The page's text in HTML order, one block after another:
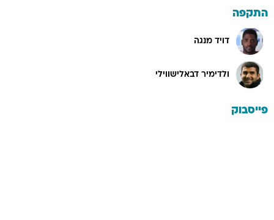
התקפה
דויד מנגה
ולדימיר דבאלישווילי
פייסבוק